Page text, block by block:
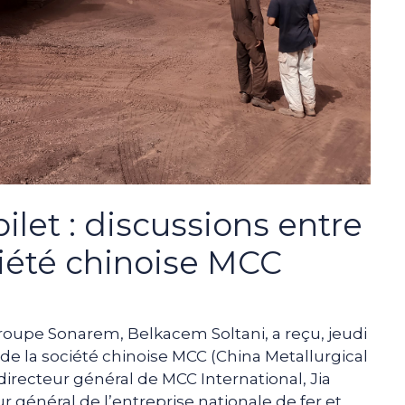
: discussions entre
chinoise MCC
Sonarem, Belkacem Soltani, a reçu, jeudi
la société chinoise MCC (China Metallurgical
général de MCC International, Jia